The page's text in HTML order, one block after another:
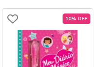
10% OFF